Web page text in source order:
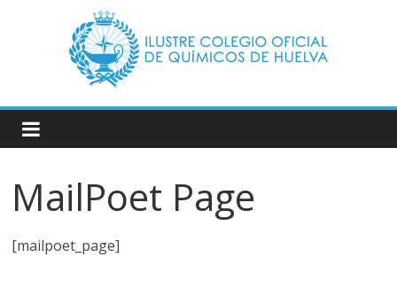
Ilustre
Colegio
Oficial
de
MailPoet Page
[mailpoet_page]